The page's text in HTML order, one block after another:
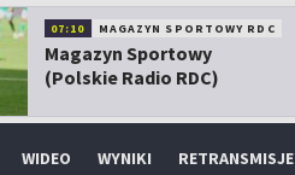
07:10 MAGAZYN SPORTOWY RDC
Magazyn Sportowy
(Polskie Radio RDC)
WIDEO WYNIKI RETRANSMISJE